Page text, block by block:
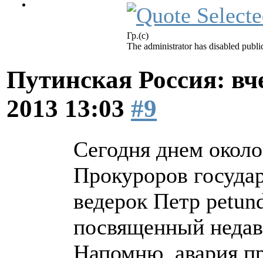
Гр.(с)
The administrator has disabled
Путинская Россия:
2013 13:03 #9
Сегодня днем
Прокуроров
ведерок Петр
посвященный
Напомню, авария